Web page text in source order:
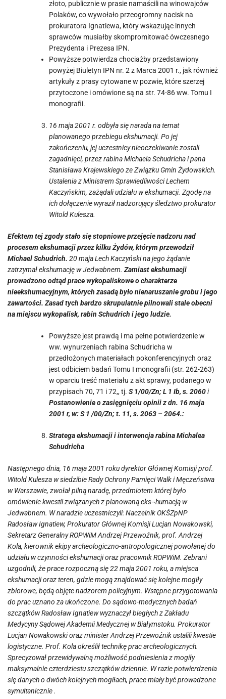
złoto, publicznie w prasie namaścili na winowajców
Polaków, co wywołało przeogromny nacisk na
prokuratora Ignatiewa, który wskazując innych
sprawców musiałby skompromitować ówczesnego
Prezydenta i Prezesa IPN.
Powyższe potwierdza chociażby przedstawiony
powyżej Biuletyn IPN nr. 2 z Marca 2001 r., jak również
artykuły z prasy cytowane w pozwie, które szerzej
przytoczone i omówione są na str. 74-86 ww. Tomu I
monografii.
16 maja 2001 r. odbyła się narada na temat
planowanego przebiegu ekshumacji. Po jej
zakończeniu, jej uczestnicy nieoczekiwanie zostali
zagadnięci, przez rabina MichaelaSchudricha i pana
Stanisława Krajewskiego ze Związku Gmin Żydowskich.
Ustalenia z Ministrem Sprawiedliwości Lechem
Kaczyńskim, zażądali udziału w ekshumacji. Zgodę na
ich dołączenie wyraził nadzorujący śledztwo prokurator
Witold Kulesza.
Efektem tej zgody stało się stopniowe przejęcie nadzoru nad
procesem ekshumacji przez kilku Żydów, którym przewodził
Michael Schudrich. 20 maja Lech Kaczyński na jego żądanie
zatrzymał ekshumację w Jedwabnem. Zamiast ekshumacji
prowadzono odtąd prace wykopaliskowe o charakterze
nieekshumacyjnym, których zasadą było nienaruszanie grobu i jego
zawartości. Zasad tych bardzo skrupulatnie pilnowali stale obecni
na miejscu wykopalisk, rabin Schudrich i jego ludzie.
Powyższe jest prawdą i ma pełne potwierdzenie w
ww. wynurzeniach rabina Schudricha w
przedłożonych materiałach pokonferencyjnych oraz
jest odbiciem badań Tomu I monografii (str. 262-263)
w oparciu treść materiału z akt sprawy, podanego w
przypisach 70, 71 i 72,, tj. S 1/00/Zn; L 1 Ib, s. 2060i
Postanowienie o zasięgnięciu opinii z dn. 16 maja
2001 r, w: S 1 /00/Zn; t. 11, s. 2063 – 2064.:
Stratega ekshumacji i interwencja rabina Michalea
Schudricha
Następnego dnia, 16 maja 2001 roku dyrektor Głównej Komisji prof.
Witold Kulesza w siedzibie Rady Ochrony Pamięci Walk i Męczeństwa
w Warszawie, zwołał pilną naradę, przedmiotem której było
omówienie kwestii związanych z planowaną eks¬humacją w
Jedwabnem. W naradzie uczestniczyli: Naczelnik OKŚZpNP
Radosław Ignatiew, Prokurator Głównej Komisji Lucjan Nowakowski,
Sekretarz Generalny ROPWiM Andrzej Przewoźnik, prof. Andrzej
Kola, kierownik ekipy archeologiczno-antropologicznej powołanej do
udziału w czynności ekshumacji oraz pracownik ROPWiM. Zebrani
uzgodnili, że prace rozpoczną się 22 maja 2001 roku, a miejsca
ekshumacji oraz teren, gdzie mogą znajdować się kolejne mogiły
zbiorowe, będą objęte nadzorem policyjnym. Wstępne przygotowania
do prac uznano za ukończone. Do sądowo-medycznych badań
szczątków Radosław Ignatiew wyznaczył biegłych z Zakładu
Medycyny Sądowej Akademii Medycznej w Białymstoku. Prokurator
Lucjan Nowakowski oraz minister Andrzej Przewoźnik ustalili kwestie
logistyczne. Prof. Kola określił technikę prac archeologicznych.
Sprecyzował przewidywalną możliwość podniesienia z mogiły
maksymalnie czterdziestu szczątków dziennie. W razie potwierdzenia
się danych o dwóch kolejnych mogiłach, prace miały być prowadzone
symultanicznie .